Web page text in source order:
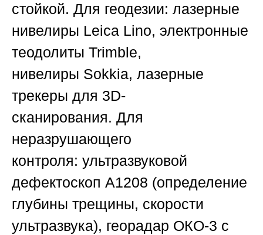
стойкой. Для геодезии: лазерные
нивелиры Leica Lino, электронные
теодолиты Trimble,
нивелиры Sokkia, лазерные
трекеры для 3D-
сканирования. Для
неразрушающего
контроля: ультразвуковой
дефектоскоп А1208 (определение
глубины трещины, скорости
ультразвука), георадар ОКО-3 с